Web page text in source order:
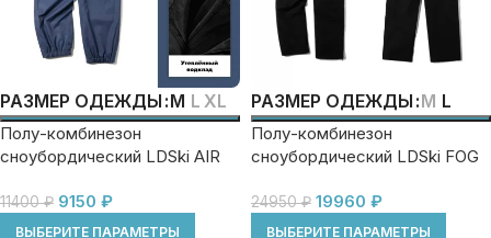
РАЗМЕР ОДЕЖДЫ M L XL
Полу-комбинезон
сноубордический LDSki AIR
11400₽ 9150 ₽
ВЫБЕРИТЕ ПАРАМЕТРЫ
РАЗМЕР ОДЕЖДЫ M L
Полу-комбинезон
сноубордический LDSki FOG
24950₽ 19960 ₽
ВЫБЕРИТЕ ПАРАМЕТРЫ